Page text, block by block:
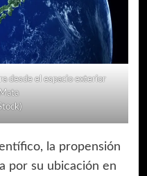
desde el espacio exterior
la propensión
por su ubicación en